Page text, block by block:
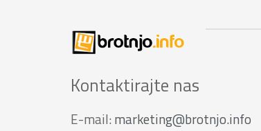
Kontaktirajte nas
E-mail: marketing@brotnjo.info